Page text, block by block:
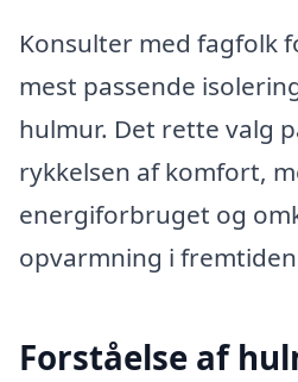
Konsulter med fagfolk
mest passende
hulmur. Det rette valg
rykkelsen af komfort,
energiforbruget og
opvarmning i
Forståelse af